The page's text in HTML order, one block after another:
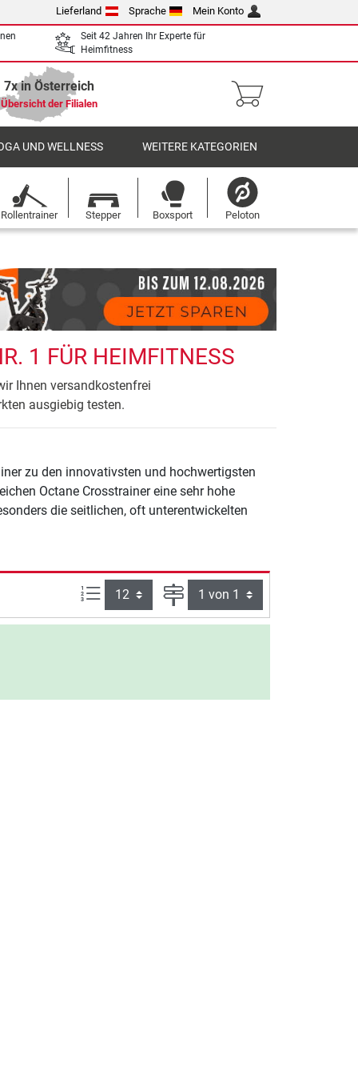
Lieferland Sprache Mein Konto
Seit 42 Jahren Ihr Experte für
Heimfitness
7x in Österreich
Übersicht der Filialen
UND WELLNESS WEITERE KATEGORIEN
Rollentrainer Stepper Boxsport Peloton
1 FÜR HEIMFITNESS
Ihnen versandkostenfrei
ausgiebig testen.
zu den innovativsten und hochwertigsten
Octane Crosstrainer eine sehr hohe
die seitlichen, oft unterentwickelten
Artikel pro Seite: Seite